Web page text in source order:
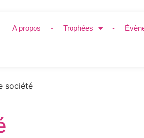
A propos Trophées
société